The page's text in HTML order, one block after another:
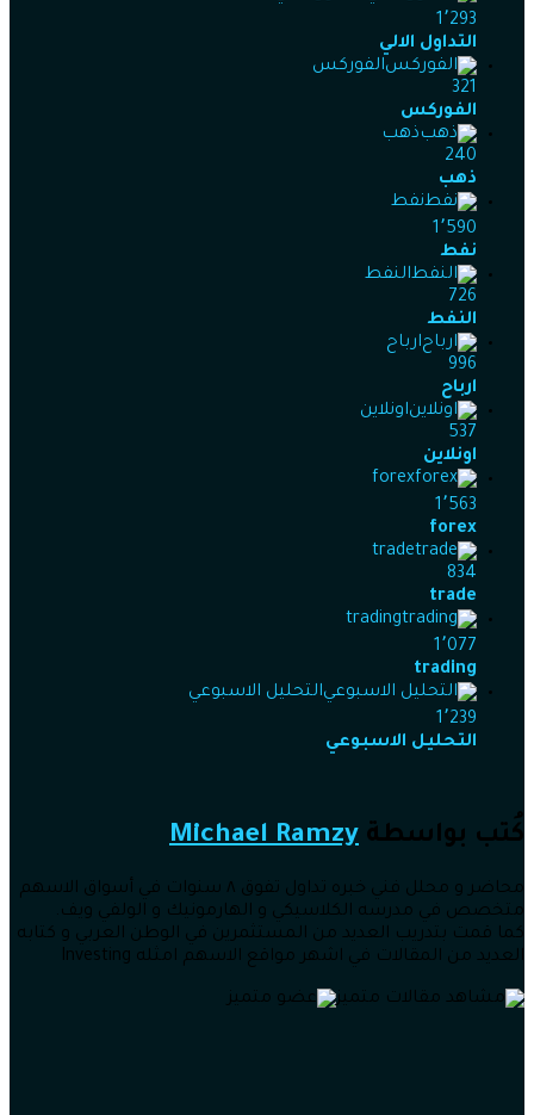
1٬293
التداول الالي
الفوركس
321
الفوركس
ذهب
240
ذهب
نفط
1٬590
نفط
النفط
726
النفط
ارباح
996
ارباح
اونلاين
537
اونلاين
forex
1٬563
forex
trade
834
trade
trading
1٬077
trading
التحليل الاسبوعي
1٬239
التحليل الاسبوعي
كُتب بواسطة Michael Ramzy
محاضر و محلل فني خبره تداول تفوق ٨ سنوات في أسواق الاسهم
متخصص في مدرسه الكلاسيكي و الهارمونيك و الولفي ويف.
كما قمت بتدريب العديد من المستثمرين في الوطن العربي و كتابه
العديد من المقالات في اشهر مواقع الاسهم امثله Investing